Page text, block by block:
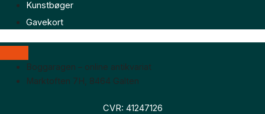
Kunstbøger
Gavekort
Boggaragen – online antikvariat
Marktoften 7H, 8464 Galten
CVR: 41247126